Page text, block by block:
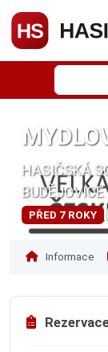
HASIČSKÁ
BUDĚJOVICE
PŘED 7 ROKY
Informace